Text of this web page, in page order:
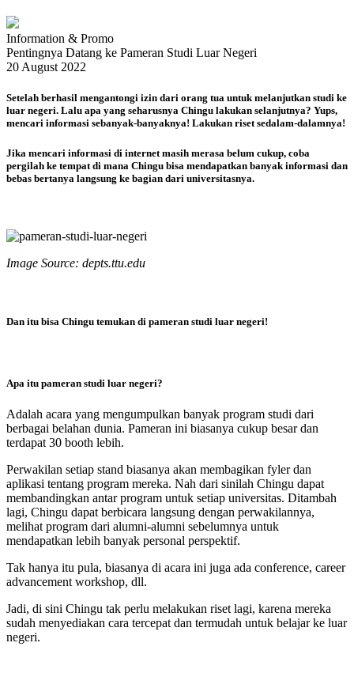
Information & Promo
Pentingnya Datang ke Pameran Studi Luar Negeri
20 August 2022
Setelah berhasil mengantongi izin dari orang tua untuk melanjutkan studi ke
luar negeri. Lalu apa yang seharusnya Chingu lakukan selanjutnya? Yups,
mencari informasi sebanyak-banyaknya! Lakukan riset sedalam-dalamnya!
Jika mencari informasi di internet masih merasa belum cukup, coba
pergilah ke tempat di mana Chingu bisa mendapatkan banyak informasi dan
bebas bertanya langsung ke bagian dari universitasnya.
Image Source: depts.ttu.edu
Dan itu bisa Chingu temukan di pameran studi luar negeri!
Apa itu pameran studi luar negeri?
Adalah acara yang mengumpulkan banyak program studi dari
berbagai belahan dunia. Pameran ini biasanya cukup besar dan
terdapat 30 booth lebih.
Perwakilan setiap stand biasanya akan membagikan fyler dan
aplikasi tentang program mereka. Nah dari sinilah Chingu dapat
membandingkan antar program untuk setiap universitas. Ditambah
lagi, Chingu dapat berbicara langsung dengan perwakilannya,
melihat program dari alumni-alumni sebelumnya untuk
mendapatkan lebih banyak personal perspektif.
Tak hanya itu pula, biasanya di acara ini juga ada conference, career
advancement workshop, dll.
Jadi, di sini Chingu tak perlu melakukan riset lagi, karena mereka
sudah menyediakan cara tercepat dan termudah untuk belajar ke luar
negeri.